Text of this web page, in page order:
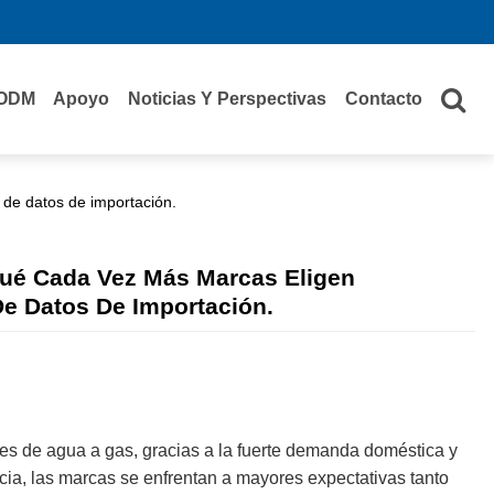
Apoyo Noticias Y Perspectivas Contacto
datos de importación.
Cada Vez Más Marcas Eligen
Datos De Importación.
de agua a gas, gracias a la fuerte demanda doméstica y
las marcas se enfrentan a mayores expectativas tanto